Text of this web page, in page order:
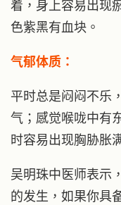
着，身上容易出现
色紫黑有血块。
气郁体质：
平时总是闷闷不乐
气；感觉喉咙中有
时容易出现胸胁胀
吴明珠中医师表示
的发生，如果你具